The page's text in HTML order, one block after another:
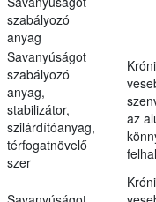
szabályozó
anyag
Savanyúságot
szabályozó
anyag,
stabilizátor,
szilárdítóanyag,
térfogatnövelő
szer
az